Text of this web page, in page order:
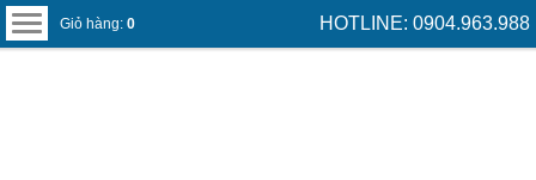
Giỏ hàng: 0 HOTLINE: 0904.963.988